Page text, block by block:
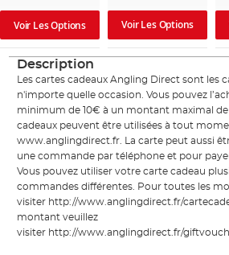
Voir Les Options Voir Les Options
Description
Les cartes cadeaux Angling Direct sont les
n'importe quelle occasion. Vous pouvez
minimum de 10€ à un montant maximal de
cadeaux peuvent être utilisées à tout
www.anglingdirect.fr . La carte peut aussi
une commande par téléphone et pour
Vous pouvez utiliser votre carte cadeau
commandes différentes. Pour toutes les
visiter http://www.anglingdirect.fr/
montant veuillez
visiter http://www.anglingdirect.fr/